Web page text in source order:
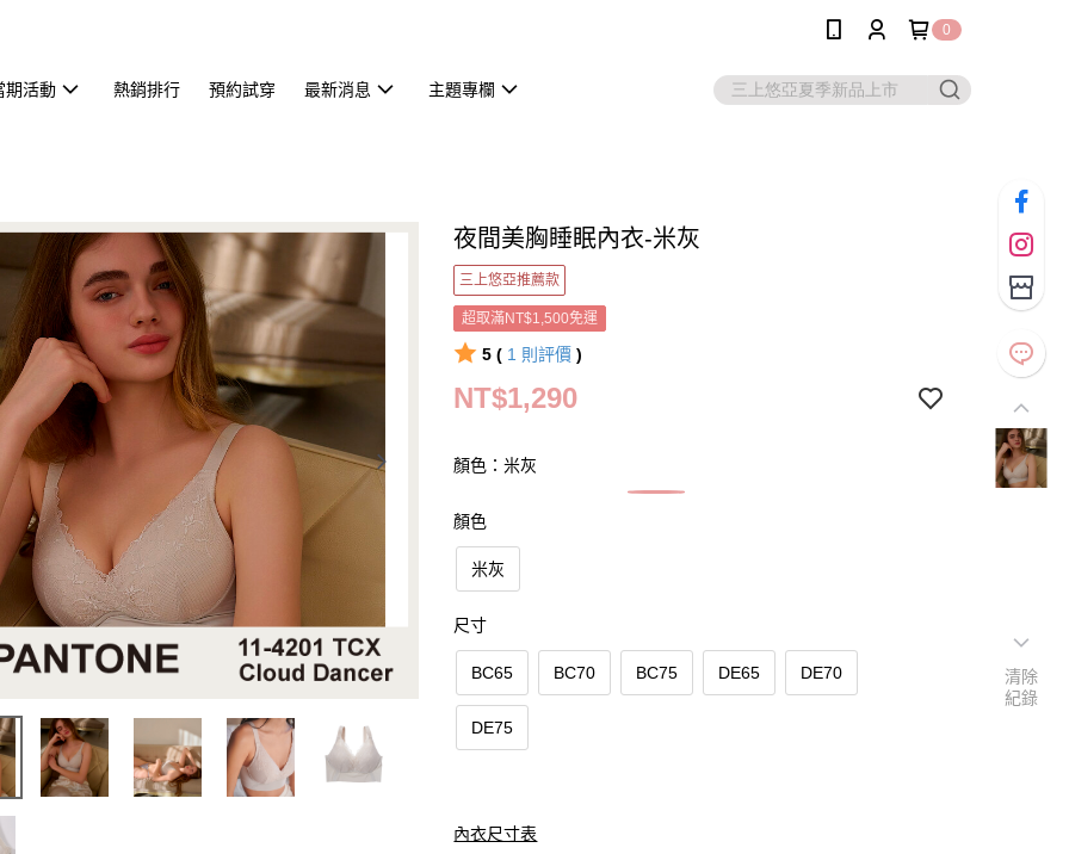
0
期活動 熱銷排行 預約試穿 最新消息 主題專欄
夜間美胸睡眠內衣-米灰
三上悠亞推薦款
超取滿NT$1,500免運
5 ( 1 則評價 )
NT$1,290
顏色：米灰
顏色
米灰
尺寸
BC65 BC70 BC75 DE65 DE70
DE75
內衣尺寸表
清除
紀錄